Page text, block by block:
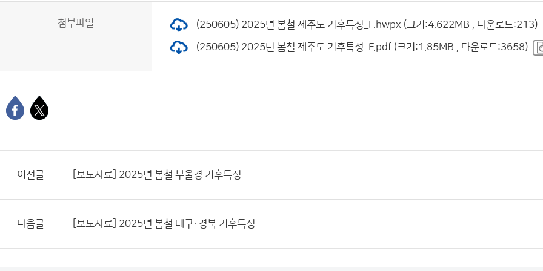
첨부파일 (250605) 2025년 봄철 제주도 기후특성_F.hwpx (크기:4.622MB , 다운로드:213)
(250605) 2025년 봄철 제주도 기후특성_F.pdf (크기:1.85MB , 다운로드:3658)
이전글 [보도자료] 2025년 봄철 부울경 기후특성
다음글 [보도자료] 2025년 봄철 대구·경북 기후특성